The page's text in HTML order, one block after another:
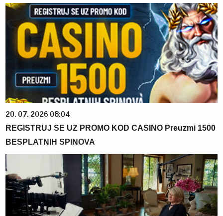
20. 07. 2026 08:04
REGISTRUJ SE UZ PROMO KOD CASINO Preuzmi 1500
BESPLATNIH SPINOVA